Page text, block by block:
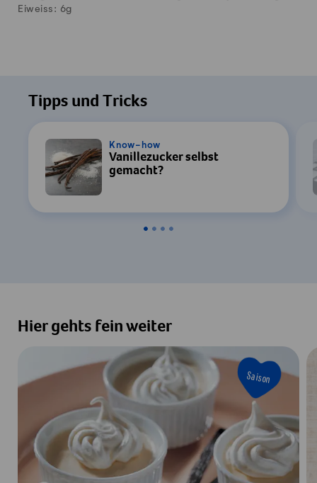
Eiweiss: 6g
Tipps und Tricks
Know-how
Vanillezucker selbst
gemacht?
Hier gehts fein weiter
Saison